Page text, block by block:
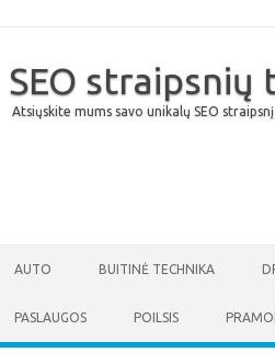
SEO straipsnių
Atsiųskite mums savo unikalų SEO
AUTO BUITINĖ TECHNIKA
PASLAUGOS POILSIS